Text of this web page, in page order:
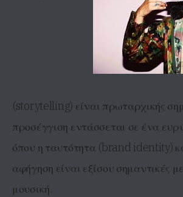
(storytelling) είναι πρωταρχικής
προσέγγιση εντάσσεται σε ένα
όπου η ταυτότητα (brand identity)
αφήγηση είναι εξίσου σημαντικές
μουσική.